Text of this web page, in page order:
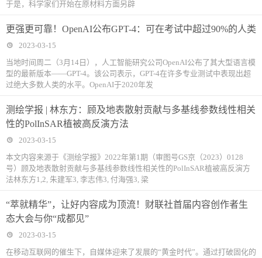
于是，科学家们开始在原材料方面另辟
更强更可靠！OpenAI公布GPT-4：可在考试中超过90%的人类
2023-03-15
当地时间周二（3月14日），人工智能研究公司OpenAI公布了其大型语言模
型的最新版本——GPT-4。该公司表示，GPT-4在许多专业测试中表现出超
过绝大多数人类的水平。OpenAI于2020年发
测绘学报 | 林东方：顾及地表散射贡献与多基线参数线性相关
性的PolInSAR植被高反演方法
2023-03-15
本文内容来源于《测绘学报》2022年第1期（审图号GS京（2023）0128
号）顾及地表散射贡献与多基线参数线性相关性的PolInSAR植被高反演方
法林东方1,2, 朱建军3, 李志伟3, 付海强3, 梁
“萃就精华”，让好内容成为顶流！财联社首届内容创作者生
态大会与你“成都见”
2023-03-15
在移动互联网的催生下，自媒体迎来了发展的“黄金时代”。通过打破固化的